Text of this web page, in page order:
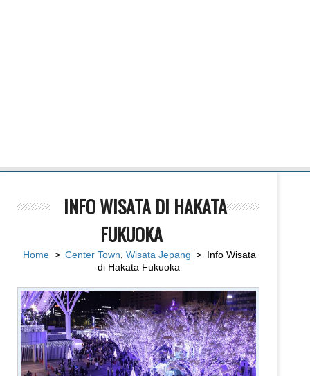
INFO WISATA DI HAKATA
FUKUOKA
Home > Center Town Wisata Jepang > Info Wisata
di Hakata Fukuoka